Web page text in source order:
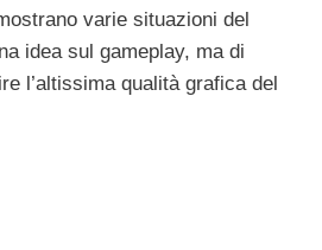
varie situazioni del
idea sul gameplay, ma di
l’altissima qualità grafica del